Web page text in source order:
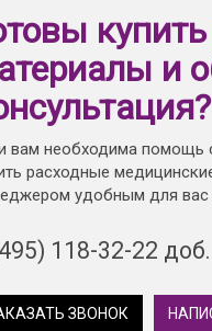
и
вам необходима помощь
расходные
удобным для
118-32-22
ЗВОНОК